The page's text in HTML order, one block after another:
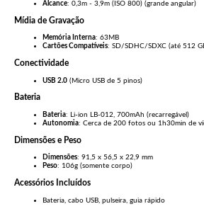
Alcance: 0,3m - 3,9m (ISO 800) (grande angular)
Mídia de Gravação
Memória Interna: 63MB
Cartões Compatíveis: SD/SDHC/SDXC (até 512
Conectividade
USB 2.0 (Micro USB de 5 pinos)
Bateria
Bateria: Li-ion LB-012, 700mAh (recarregável)
Autonomia: Cerca de 200 fotos ou 1h30min de
Dimensões e Peso
Dimensões: 91,5 x 56,5 x 22,9 mm
Peso: 106g (somente corpo)
Acessórios Incluídos
Bateria, cabo USB, pulseira, guia rápido